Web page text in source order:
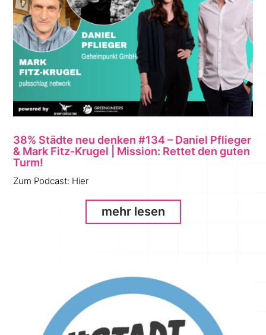
38% Städte neu denken #134 – Daniel Pflieger
& Mark Fitz-Krugel | Mission: Rettet den guten
Turm!
Zum Podcast: Hier
mehr lesen